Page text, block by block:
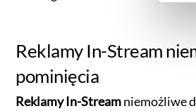
Reklamy In-Stream
pominięcia
Reklamy In-Streamniemożliwe